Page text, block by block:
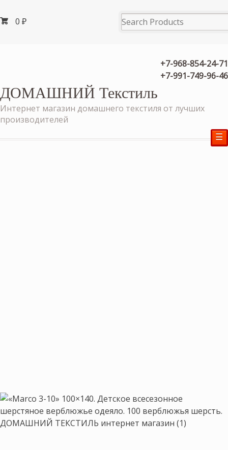
0 ₽
+7-968-854-24-71
+7-991-749-96-46
ДОМАШНИЙ Текстиль
Интернет магазин домашнего текстиля от лучших
производителей
☰